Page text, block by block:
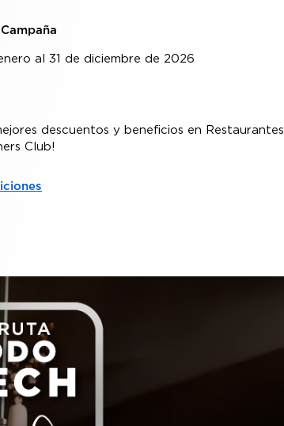
al 31 de diciembre de 2026
descuentos y beneficios en Restaurantes
Club!